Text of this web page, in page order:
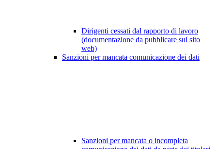
Dirigenti cessati dal rapporto di lavoro
(documentazione da pubblicare sul sito
web)
Sanzioni per mancata comunicazione dei dati
Sanzioni per mancata o incompleta